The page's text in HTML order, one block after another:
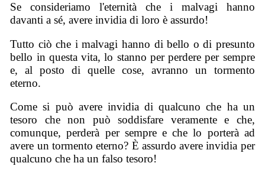
Se consideriamo l'eternità che i malvagi hanno
davanti a sé, avere invidia di loro è assurdo!
Tutto ciò che i malvagi hanno di bello o di presunto
bello in questa vita, lo stanno per perdere per sempre
e, al posto di quelle cose, avranno un tormento
eterno.
Come si può avere invidia di qualcuno che ha un
tesoro che non può soddisfare veramente e che,
comunque, perderà per sempre e che lo porterà ad
avere un tormento eterno? È assurdo avere invidia per
qualcuno che ha un falso tesoro!